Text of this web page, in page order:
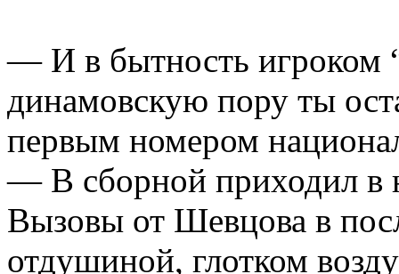
— И в бытность игроком
динамовскую пору ты
первым номером
— В сборной приходил в
Вызовы от Шевцова в
отдушиной, глотком